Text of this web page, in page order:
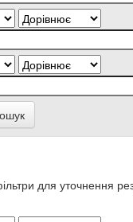
для уточнення